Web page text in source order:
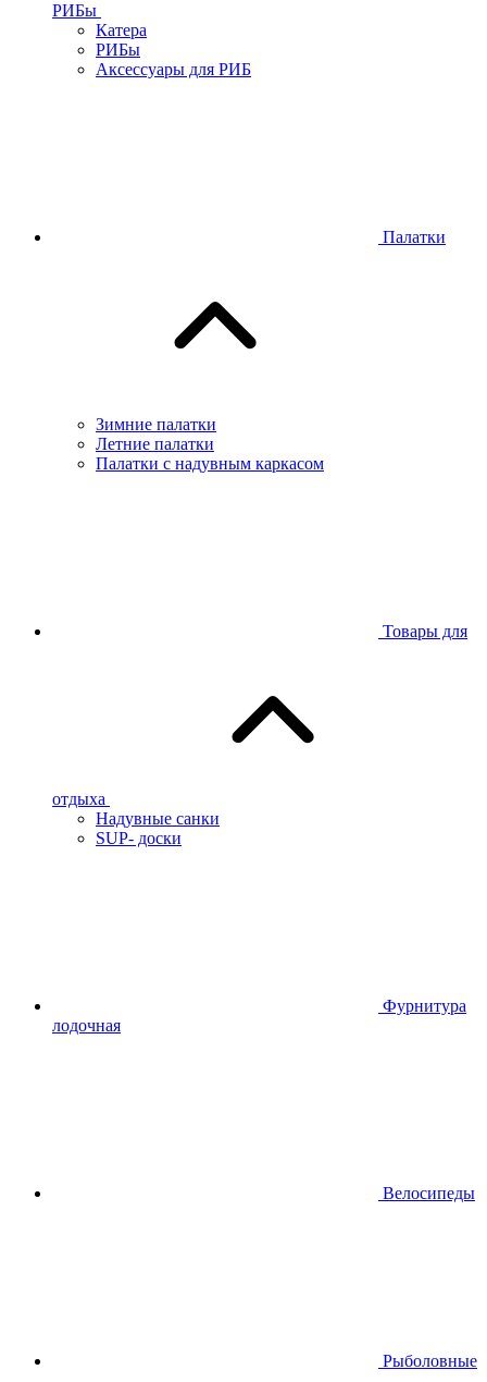
РИБы
Катера
РИБы
Аксессуары для РИБ
Палатки
Зимние палатки
Летние палатки
Палатки с надувным каркасом
Товары для
отдыха
Надувные санки
SUP- доски
Фурнитура
лодочная
Велосипеды
Рыболовные